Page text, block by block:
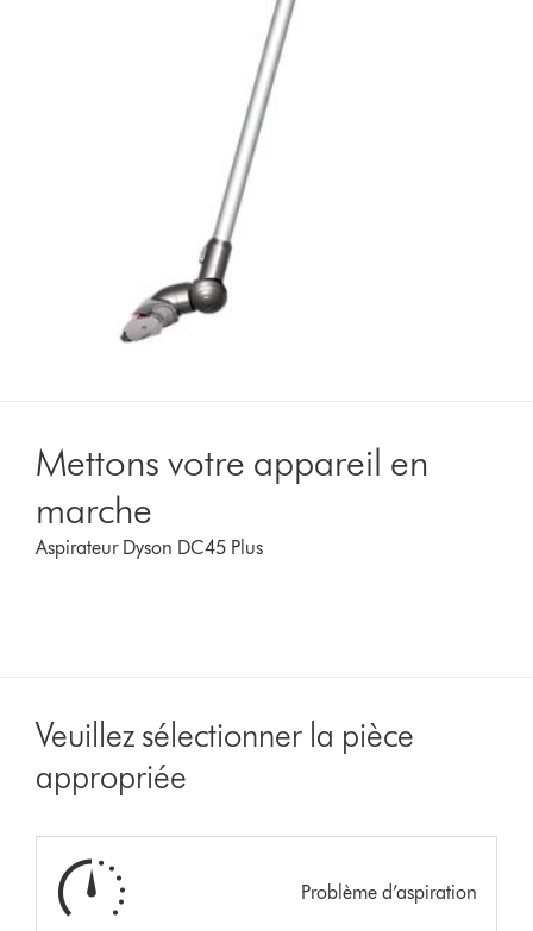
Mettons votre appareil en
marche
Aspirateur Dyson DC45 Plus
Veuillez sélectionner la pièce
appropriée
Problème d’aspiration